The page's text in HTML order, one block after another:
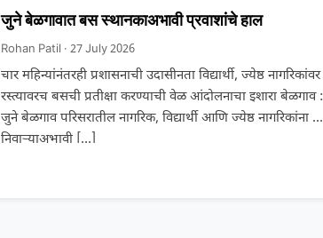
जुने बेळगावात बस स्थानकाअभावी प्रवाशांचे हाल
Rohan Patil · 27 July 2026
चार महिन्यांनंतरही प्रशासनाची उदासीनता विद्यार्थी, ज्येष्ठ नागरिकांवर
रस्त्यावरच बसची प्रतीक्षा करण्याची वेळ आंदोलनाचा इशारा बेळगाव :
जुने बेळगाव परिसरातील नागरिक, विद्यार्थी आणि ज्येष्ठ नागरिकांना बस
निवाऱ्याअभावी […]